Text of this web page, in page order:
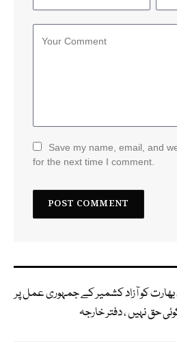
Save my name, email, and
for the next time I comment.
بھارت کو آزاد کشمیر کے جمہوری عمل پر
حق نہیں ، دفتر خارجہ